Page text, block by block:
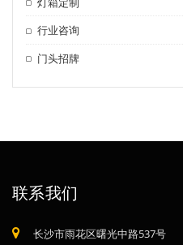
行业咨询
门头招牌
联系我们
长沙市雨花区曙光中路537号